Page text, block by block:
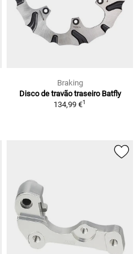
Braking
Disco de travão traseiro Batfly
134,99 €1